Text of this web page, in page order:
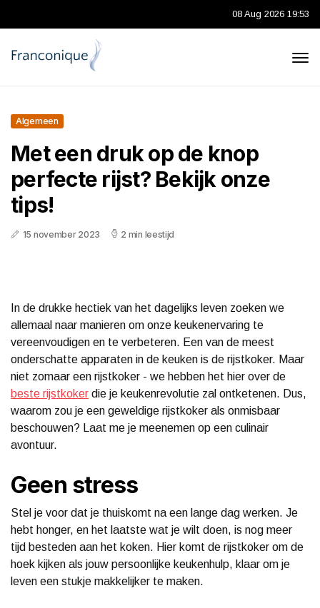
08 Aug 2026 19:53
Algemeen
Met een druk op de knop
perfecte rijst? Bekijk onze
tips!
15 november 2023 2 min leestijd
In de drukke hectiek van het dagelijks leven zoeken we
allemaal naar manieren om onze keukenervaring te
vereenvoudigen en te verbeteren. Een van de meest
onderschatte apparaten in de keuken is de rijstkoker. Maar
niet zomaar een rijstkoker - we hebben het hier over de
beste rijstkoker die je keukenrevolutie zal ontketenen. Dus,
waarom zou je een geweldige rijstkoker als onmisbaar
beschouwen? Laat me je meenemen op een culinair
avontuur.
Geen stress
Stel je voor dat je thuiskomt na een lange dag werken. Je
hebt honger, en het laatste wat je wilt doen, is nog meer
tijd besteden aan het koken. Hier komt de rijstkoker om de
hoek kijken als jouw persoonlijke keukenhulp, klaar om je
leven een stukje makkelijker te maken.